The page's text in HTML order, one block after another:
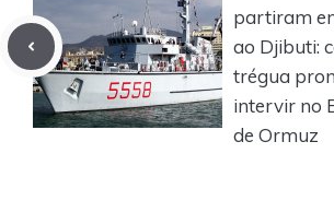
partiram
ao Djibuti:
trégua
intervir no
de Ormuz